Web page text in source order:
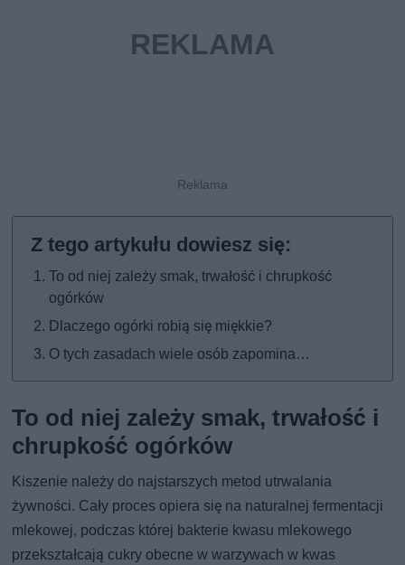
To od niej zależy smak, trwałość i chrupkość
ogórków
Dlaczego ogórki robią się miękkie?
O tych zasadach wiele osób zapomina…
To od niej zależy smak, trwałość i
chrupkość ogórków
Kiszenie należy do najstarszych metod utrwalania
żywności. Cały proces opiera się na naturalnej fermentacji
mlekowej, podczas której bakterie kwasu mlekowego
przekształcają cukry obecne w warzywach w kwas